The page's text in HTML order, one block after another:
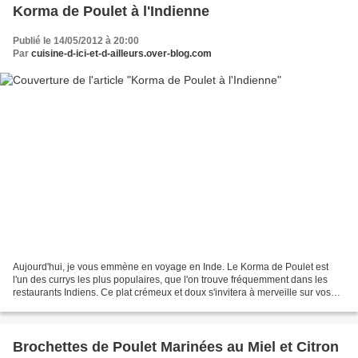
Korma de Poulet à l'Indienne
Publié le 14/05/2012 à 20:00
Par cuisine-d-ici-et-d-ailleurs.over-blog.com
Aujourd'hui, je vous emmène en voyage en Inde. Le Korma de Poulet est
l'un des currys les plus populaires, que l'on trouve fréquemment dans les
restaurants Indiens. Ce plat crémeux et doux s'invitera à merveille sur vos
Brochettes de Poulet Marinées au Miel et Citron